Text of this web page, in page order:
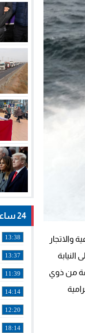
والاتجار
شخصا، من بينهم مجموعة من ذوي
24 ساعة
13:38
13:37
11:39
14:14
12:20
18:14